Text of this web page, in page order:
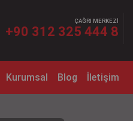
ÇAĞRI MERKEZİ
+90 312 325 444 8
Kurumsal Blog İletişim